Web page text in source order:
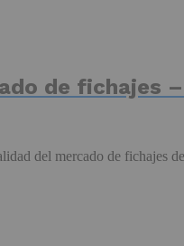
de fichajes
del mercado de fichajes